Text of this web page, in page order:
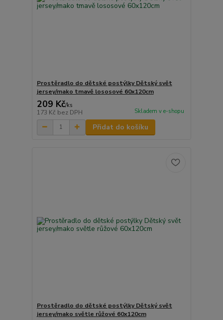
Prostěradlo do dětské postýlky Dětský svět
jersey/mako tmavě lososové 60x120cm
209 Kč/ks
173 Kč bez DPH Skladem v e-shopu
Přidat do košíku
Prostěradlo do dětské postýlky Dětský svět
jersey/mako světle růžové 60x120cm